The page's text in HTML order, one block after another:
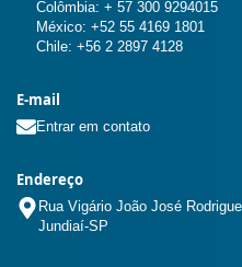
Colômbia: + 57 300 9294015
México: +52 55 4169 1801
Chile: +56 2 2897 4128
E-mail
Entrar em contato
Endereço
Rua Vigário João José
Jundiaí-SP